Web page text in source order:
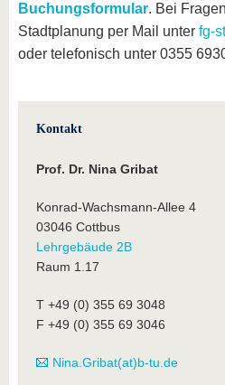
Buchungsformular. Bei
Stadtplanung per Mail unter fg-
oder telefonisch unter 0355
Kontakt
Prof. Dr. Nina Gribat
Konrad-Wachsmann-Allee 4
03046 Cottbus
Lehrgebäude 2B
Raum 1.17
T +49 (0) 355 69 3048
F +49 (0) 355 69 3046
Nina.Gribat(at)b-tu.de